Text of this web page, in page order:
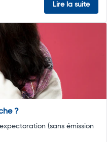
Lire la suite
?
(sans émission